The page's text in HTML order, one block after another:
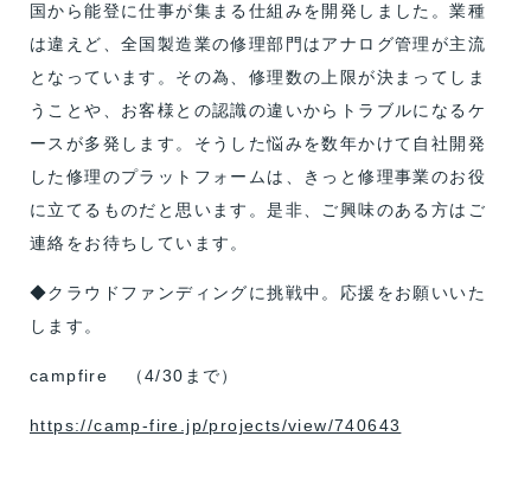
国から能登に仕事が集まる仕組みを開発しました。業種
は違えど、全国製造業の修理部門はアナログ管理が主流
となっています。その為、修理数の上限が決まってしま
うことや、お客様との認識の違いからトラブルになるケ
ースが多発します。そうした悩みを数年かけて自社開発
した修理のプラットフォームは、きっと修理事業のお役
に立てるものだと思います。是非、ご興味のある方はご
連絡をお待ちしています。
◆クラウドファンディングに挑戦中。応援をお願いいた
します。
campfire （4/30まで）
https://camp-fire.jp/projects/view/740643